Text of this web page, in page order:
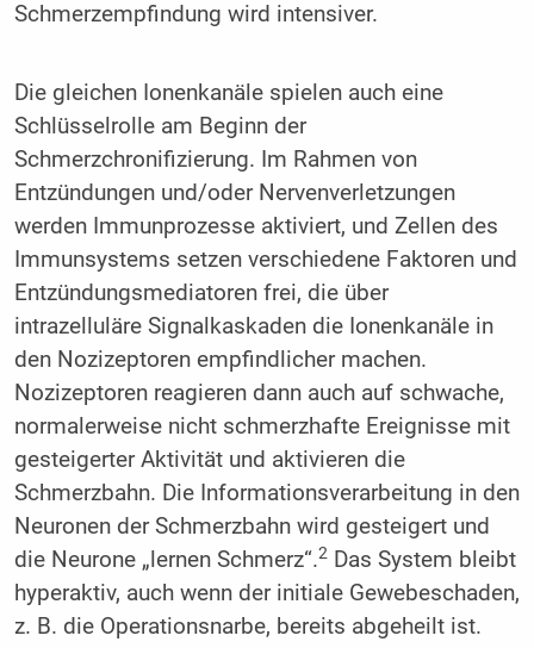
Schmerzempfindung wird intensiver.
Die gleichen Ionenkanäle spielen auch eine
Schlüsselrolle am Beginn der
Schmerzchronifizierung. Im Rahmen von
Entzündungen und/oder Nervenverletzungen
werden Immunprozesse aktiviert, und Zellen des
Immunsystems setzen verschiedene Faktoren und
Entzündungsmediatoren frei, die über
intrazelluläre Signalkaskaden die Ionenkanäle in
den Nozizeptoren empfindlicher machen.
Nozizeptoren reagieren dann auch auf schwache,
normalerweise nicht schmerzhafte Ereignisse mit
gesteigerter Aktivität und aktivieren die
Schmerzbahn. Die Informationsverarbeitung in den
Neuronen der Schmerzbahn wird gesteigert und
die Neurone „lernen Schmerz“.2Das System bleibt
hyperaktiv, auch wenn der initiale Gewebeschaden,
z. B. die Operationsnarbe, bereits abgeheilt ist.